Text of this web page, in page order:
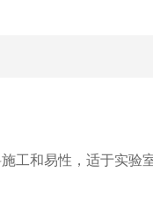
工和易性，适于实验